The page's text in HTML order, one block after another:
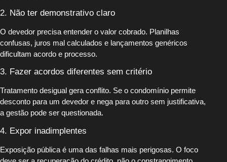
2. Não ter demonstrativo claro
O devedor precisa entender o valor cobrado. Planilhas
confusas, juros mal calculados e lançamentos genéricos
dificultam acordo e processo.
3. Fazer acordos diferentes sem critério
Tratamento desigual gera conflito. Se o condomínio permite
desconto para um devedor e nega para outro sem justificativa,
a gestão pode ser questionada.
4. Expor inadimplentes
Exposição pública é uma das falhas mais perigosas. O foco